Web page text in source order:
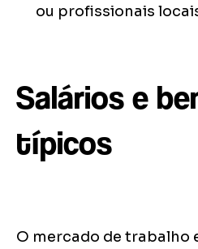
ou profissionais
Salários e
típicos
O mercado de trabalho